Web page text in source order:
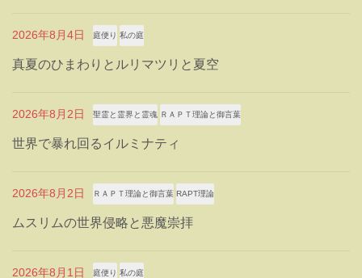
2026年8月4日 庭便り 私の庭
真夏のひまわりとルリマツリと夏空
2026年8月2日 聖霊と霊界と霊魂 ＲＡＰＴ理論と御言葉
世界で暴れ回るイルミナティ
2026年8月2日 ＲＡＰＴ理論と御言葉 RAPT理論
ムスリムの世界侵略と悪魔崇拝
2026年8月1日 庭便り 私の庭